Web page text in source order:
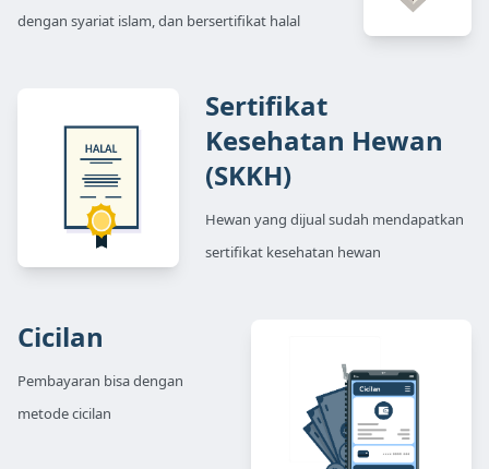
dengan syariat islam, dan bersertifikat halal
Sertifikat
Kesehatan Hewan
(SKKH)
Hewan yang dijual sudah mendapatkan
sertifikat kesehatan hewan
Cicilan
Pembayaran bisa dengan
metode cicilan